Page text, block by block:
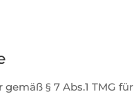
§ 7 Abs.1 TMG